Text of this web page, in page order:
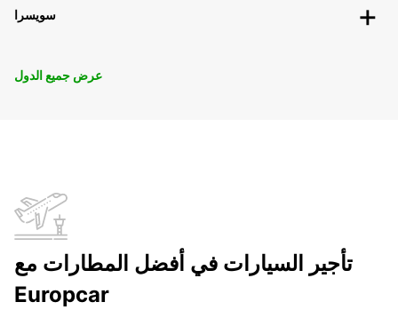
سويسرا
عرض جميع الدول
تأجير السيارات في أفضل المطارات مع
Europcar